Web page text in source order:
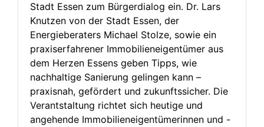
Stadt Essen zum Bürgerdialog ein. Dr. Lars
Knutzen von der Stadt Essen, der
Energieberaters Michael Stolze, sowie ein
praxiserfahrener Immobilien­eigentümer aus
dem Herzen Essens geben Tipps, wie
nachhaltige Sanierung gelingen kann –
praxisnah, gefördert und zukunftssicher. Die
Verantstaltung richtet sich heutige und
angehende Immobilien­eigentümerinnen und -